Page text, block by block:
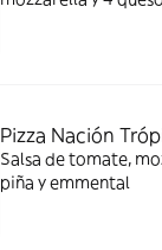
Pizza Nación
Salsa de tomate,
piña y emmental